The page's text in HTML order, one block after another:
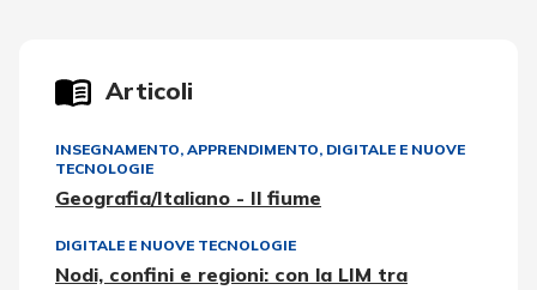
Articoli
INSEGNAMENTO, APPRENDIMENTO, DIGITALE E NUOVE
TECNOLOGIE
Geografia/Italiano - Il fiume
DIGITALE E NUOVE TECNOLOGIE
Nodi, confini e regioni: con la LIM tra